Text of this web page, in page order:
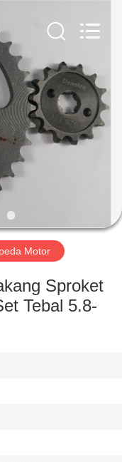
Motor
Sproket
Tebal 5.8-